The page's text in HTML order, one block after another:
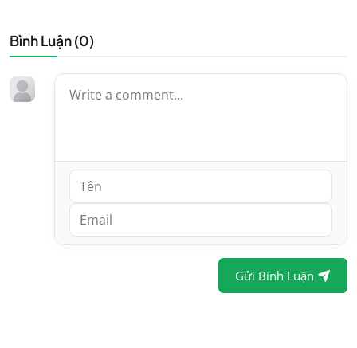
Bình Luận (0)
Gửi Bình Luận